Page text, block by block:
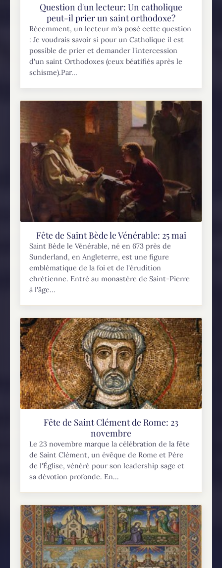
Question d'un lecteur: Un catholique
peut-il prier un saint orthodoxe?
Récemment, un lecteur m'a posé cette question
: Je voudrais savoir si pour un Catholique il est
possible de prier et demander l'intercession
d'un saint Orthodoxes (ceux béatifiés après le
schisme).Par...
Fête de Saint Bède le Vénérable: 25 mai
Saint Bède le Vénérable, né en 673 près de
Sunderland, en Angleterre, est une figure
emblématique de la foi et de l'érudition
chrétienne. Entré au monastère de Saint-Pierre
à l'âge...
Fête de Saint Clément de Rome: 23
novembre
Le 23 novembre marque la célébration de la fête
de Saint Clément, un évêque de Rome et Père
de l'Église, vénéré pour son leadership sage et
sa dévotion profonde. En...